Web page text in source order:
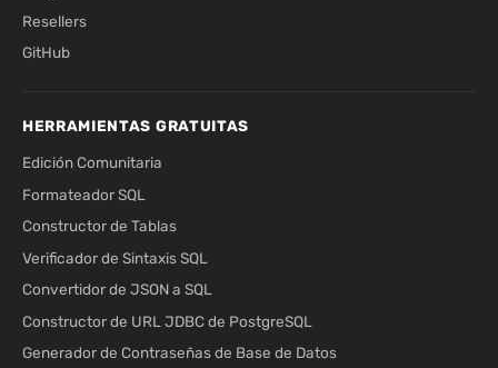
Resellers
GitHub
HERRAMIENTAS GRATUITAS
Edición Comunitaria
Formateador SQL
Constructor de Tablas
Verificador de Sintaxis SQL
Convertidor de JSON a SQL
Constructor de URL JDBC de PostgreSQL
Generador de Contraseñas de Base de Datos